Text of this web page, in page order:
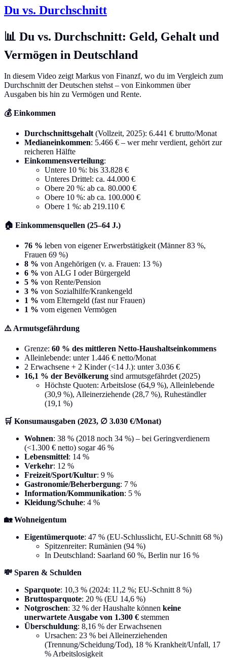
Du vs. Durchschnitt
📊 Du vs. Durchschnitt: Geld, Gehalt und
Vermögen in Deutschland
In diesem Video zeigt Markus von Finanzf, wo du im Vergleich zum
Durchschnitt der Deutschen stehst – von Einkommen über
Ausgaben bis hin zu Vermögen und Rente.
💰 Einkommen
Durchschnittsgehalt(Vollzeit, 2025): 6.441 € brutto/Monat
Medianeinkommen: 5.466 € – wer mehr verdient, gehört zur
reicheren Hälfte
Einkommensverteilung:
Untere 10 %: bis 33.828 €
Unteres Drittel: ca. 44.000 €
Obere 20 %: ab ca. 80.000 €
Obere 10 %: ab ca. 100.000 €
Obere 1 %: ab 219.110 €
🏠 Einkommensquellen (25–64 J.)
76 % leben von eigener Erwerbstätigkeit (Männer 83 %,
Frauen 69 %)
8 % von Angehörigen (v. a. Frauen: 13 %)
6 % von ALG I oder Bürgergeld
5 % von Rente/Pension
3 % von Sozialhilfe/Krankengeld
1 % vom Elterngeld (fast nur Frauen)
1 % vom eigenen Vermögen
⚠️ Armutsgefährdung
Grenze: 60 % des mittleren Netto-Haushaltseinkommens
Alleinlebende: unter 1.446 € netto/Monat
2 Erwachsene + 2 Kinder (<14 J.): unter 3.036 €
16,1 % der Bevölkerung sind armutsgefährdet (2025)
Höchste Quoten: Arbeitslose (64,9 %), Alleinlebende
(30,9 %), Alleinerziehende (28,7 %), Ruheständler
(19,1 %)
🛒 Konsumausgaben (2023, ∅ 3.030 €/Monat)
Wohnen: 38 % (2018 noch 34 %) – bei Geringverdienern
(<1.300 € netto) sogar 46 %
Lebensmittel: 14 %
Verkehr: 12 %
Freizeit/Sport/Kultur: 9 %
Gastronomie/Beherbergung: 7 %
Information/Kommunikation: 5 %
Kleidung/Schuhe: 4 %
🏡 Wohneigentum
Eigentümerquote: 47 % (EU-Schlusslicht, EU-Schnitt 68 %)
Spitzenreiter: Rumänien (94 %)
In Deutschland: Saarland 60 %, Berlin nur 16 %
💸 Sparen & Schulden
Sparquote: 10,3 % (2024: 11,2 %; EU-Schnitt 8 %)
Bruttosparquote: 20 % (EU 14,6 %)
Notgroschen: 32 % der Haushalte können keine
unerwartete Ausgabe von 1.300 € stemmen
Überschuldung: 8,16 % der Erwachsenen
Ursachen: 23 % bei Alleinerziehenden
(Trennung/Scheidung/Tod), 18 % Krankheit/Unfall, 17
% Arbeitslosigkeit